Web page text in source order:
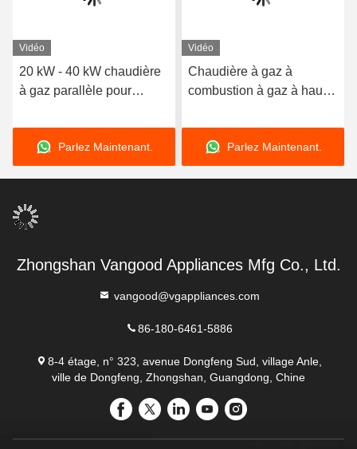
Vidéo
20 kW - 40 kW chaudière
à gaz parallèle pour
Parlez Maintenant.
Vidéo
Chaudière à gaz à
combustion à gaz à haute
24kw 220V Chaudières à
chauffage central à gaz
Parlez Maintenant.
Zhongshan Vangood Appliances Mfg Co., Ltd.
vangood@vgappliances.com
86-180-6461-5886
8-4 étage, n° 323, avenue Dongfeng Sud, village Anle,
ville de Dongfeng, Zhongshan, Guangdong, Chine